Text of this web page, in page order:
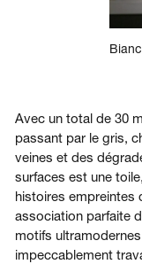
Avec un total de 30
passant par le gris,
veines et des
surfaces est une
histoires empreintes
association parfaite
motifs
impeccablement